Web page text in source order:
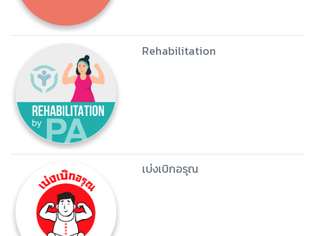
Rehabilitation
เบ่งเบิกอรุณ